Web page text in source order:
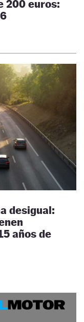
200 euros:
desigual:
años de